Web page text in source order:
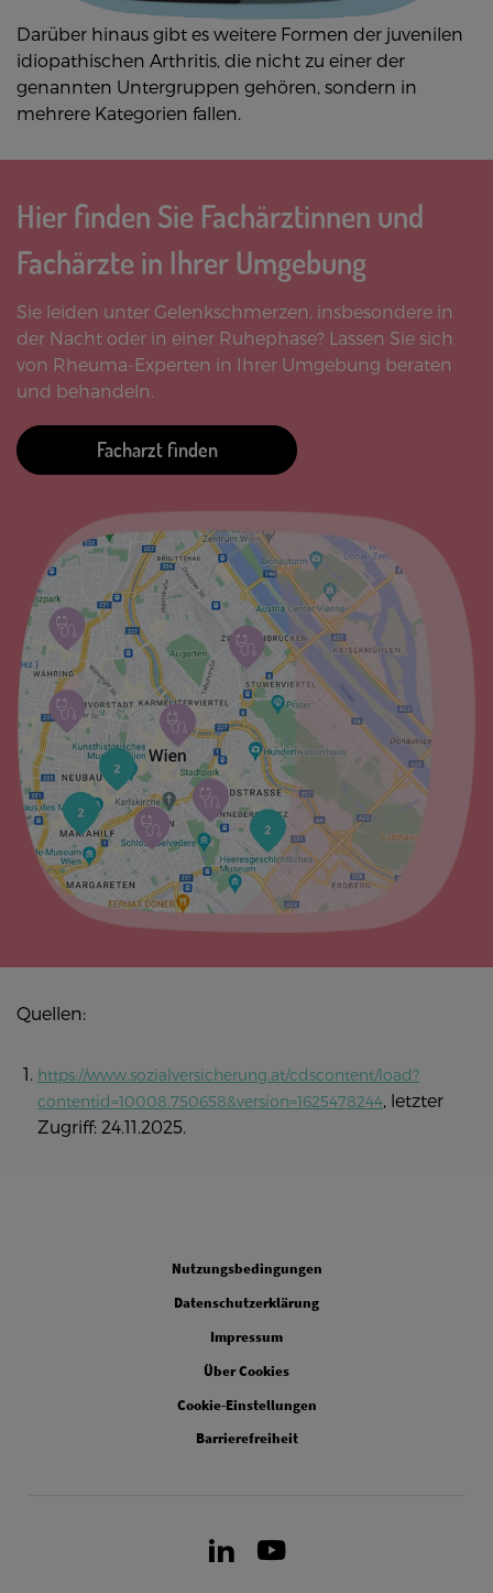
Darüber hinaus gibt es weitere Formen der juvenilen
idiopathischen Arthritis, die nicht zu einer der
genannten Untergruppen gehören, sondern in
mehrere Kategorien fallen.
Hier finden Sie Fachärztinnen und
Fachärzte in Ihrer Umgebung
Sie leiden unter Gelenkschmerzen, insbesondere in
der Nacht oder in einer Ruhephase? Lassen Sie sich
von Rheuma-Experten in Ihrer Umgebung beraten
und behandeln.
Facharzt finden
Quellen:
https://www.sozialversicherung.at/cdscontent/load?
contentid=10008.750658&version=1625478244 , letzter
Zugriff: 24.11.2025.
Nutzungsbedingungen
Datenschutzerklärung
Impressum
Über Cookies
Cookie-Einstellungen
Barrierefreiheit
LinkedIn